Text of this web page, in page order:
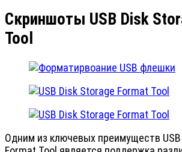
Скриншоты USB Disk
Tool
Одним из ключевых преимуществ